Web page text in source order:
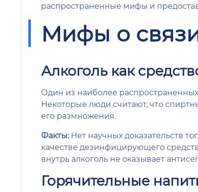
распространенные мифы и
Мифы о связи
Алкоголь как
Один из наиболее
Некоторые люди считают, что
его размножения.
Факты:Нет научных доказательств
качестве дезинфицирующего
внутрь алкоголь не оказывает
Горячительные